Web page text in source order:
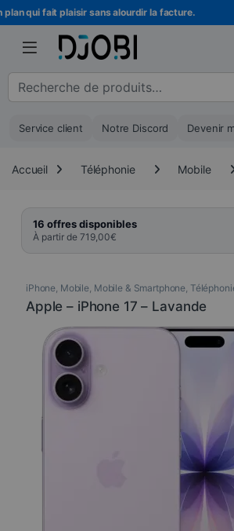
Skip to navigation
Skip to content
qui fait plaisir sans alourdir la facture.
Recherche pour :
Service client Notre Discord Devenir
Accueil Téléphonie Mobile
16 offres disponibles
À partir de 719,00€
iPhone, Mobile, Mobile & Smartphone,
Apple – iPhone 17 – Lavande